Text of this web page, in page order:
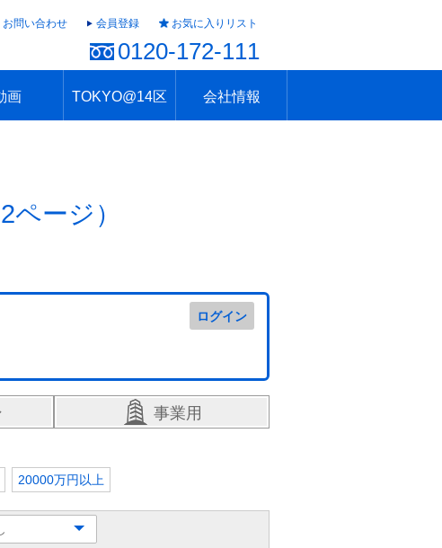
お問い合わせ 会員登録 お気に入りリスト
0120-172-111
画 TOKYO@14区 会社情報
ージ）
ログイン
事業用
20000万円以上